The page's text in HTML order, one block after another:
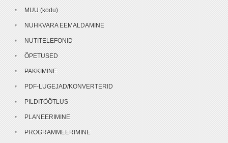
MUU (kodu)
NUHKVARA EEMALDAMINE
NUTITELEFONID
ÕPETUSED
PAKKIMINE
PDF-LUGEJAD/KONVERTERID
PILDITÖÖTLUS
PLANEERIMINE
PROGRAMMEERIMINE